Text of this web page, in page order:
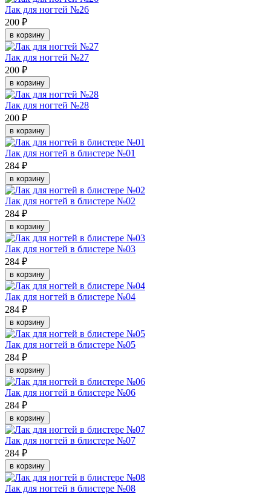
Лак для ногтей №26
200 ₽
в корзину
Лак для ногтей №27
200 ₽
в корзину
Лак для ногтей №28
200 ₽
в корзину
Лак для ногтей в блистере №01
284 ₽
в корзину
Лак для ногтей в блистере №02
284 ₽
в корзину
Лак для ногтей в блистере №03
284 ₽
в корзину
Лак для ногтей в блистере №04
284 ₽
в корзину
Лак для ногтей в блистере №05
284 ₽
в корзину
Лак для ногтей в блистере №06
284 ₽
в корзину
Лак для ногтей в блистере №07
284 ₽
в корзину
Лак для ногтей в блистере №08